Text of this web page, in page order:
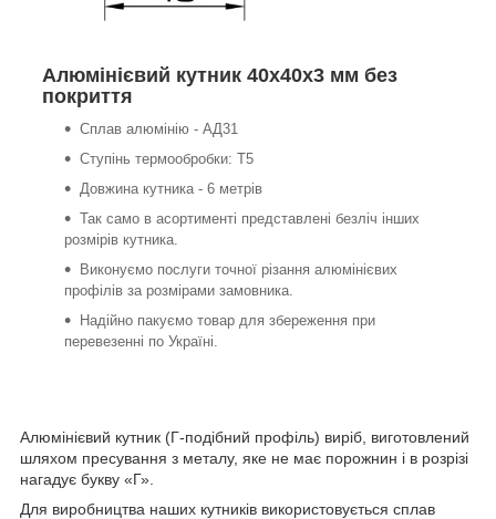
Алюмінієвий кутник 40х40х3 мм без
покриття
Сплав алюмінію - АД31
Ступінь термообробки: Т5
Довжина кутника - 6 метрів
Так само в асортименті представлені безліч інших
розмірів кутника.
Виконуємо послуги точної різання алюмінієвих
профілів за розмірами замовника.
Надійно пакуємо товар для збереження при
перевезенні по Україні.
Алюмінієвий кутник (Г-подібний профіль) виріб, виготовлений
шляхом пресування з металу, яке не має порожнин і в розрізі
нагадує букву «Г».
Для виробництва наших кутників використовується сплав